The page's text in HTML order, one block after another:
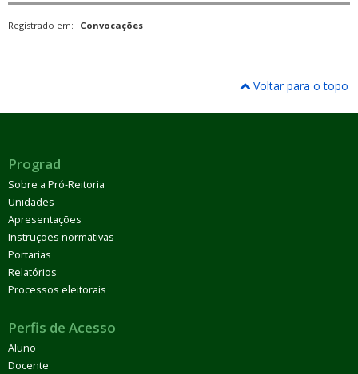
Registrado em: Convocações
Voltar para o topo
Prograd
Sobre a Pró-Reitoria
Unidades
Apresentações
Instruções normativas
Portarias
Relatórios
Processos eleitorais
Perfis de Acesso
Aluno
Docente